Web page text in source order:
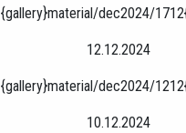
{gallery}material/dec2024/
12.12.2024
{gallery}material/dec2024/
10.12.2024